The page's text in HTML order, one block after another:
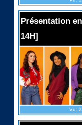
Présentation
14H]
Vu: